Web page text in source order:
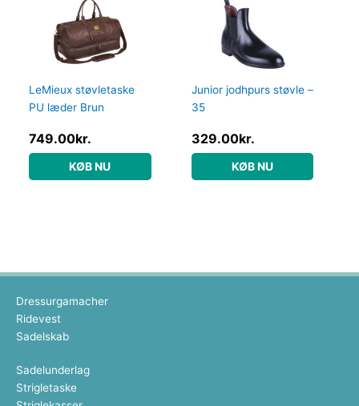
LeMieux støvletaske
PU læder Brun
749.00kr.
KØB NU
Junior jodhpurs støvle –
35
329.00kr.
KØB NU
Dressurgamacher
Ridevest
Sadelskab
Sadelunderlag
Strigletaske